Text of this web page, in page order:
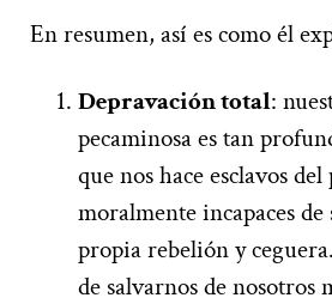
En resumen, así es como él
Depravación total:
pecaminosa es tan
que nos hace esclavos del
moralmente incapaces
propia rebelión y
de salvarnos de nosotros